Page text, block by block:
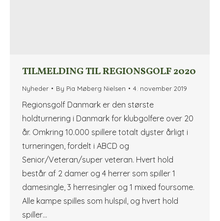
TILMELDING TIL REGIONSGOLF 2020
Nyheder By Pia Møberg Nielsen 4. november 2019
Regionsgolf Danmark er den største
holdturnering i Danmark for klubgolfere over 20
år. Omkring 10.000 spillere totalt dyster årligt i
turneringen, fordelt i ABCD og
Senior/Veteran/super veteran. Hvert hold
består af 2 damer og 4 herrer som spiller 1
damesingle, 3 herresingler og 1 mixed foursome.
Alle kampe spilles som hulspil, og hvert hold
spiller…